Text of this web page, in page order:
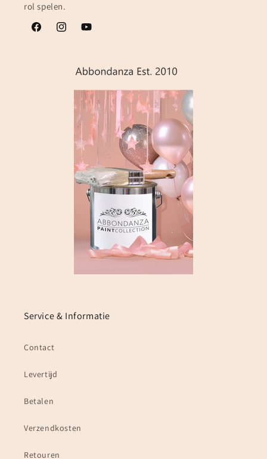
rol spelen.
FacebookInstagramYouTube
Service & Informatie
Contact
Levertijd
Betalen
Verzendkosten
Retouren